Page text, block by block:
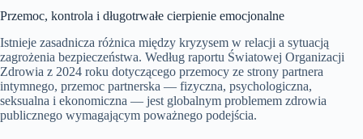
Przemoc, kontrola i długotrwałe cierpienie emocjonalne
Istnieje zasadnicza różnica między kryzysem w relacji a sytuacją
zagrożenia bezpieczeństwa. Według raportu Światowej Organizacji
Zdrowia z 2024 roku dotyczącego przemocy ze strony partnera
intymnego, przemoc partnerska — fizyczna, psychologiczna,
seksualna i ekonomiczna — jest globalnym problemem zdrowia
publicznego wymagającym poważnego podejścia.